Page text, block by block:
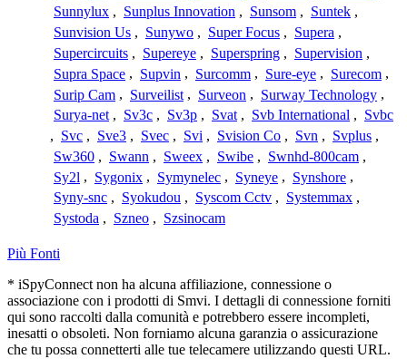
Sunnylux , Sunplus Innovation , Sunsom , Suntek ,
Sunvision Us , Sunywo , Super Focus , Supera ,
Supercircuits , Supereye , Superspring , Supervision ,
Supra Space , Supvin , Surcomm , Sure-eye , Surecom ,
Surip Cam , Surveilist , Surveon , Surway Technology ,
Surya-net , Sv3c , Sv3p , Svat , Svb International , Svbc
, Svc , Sve3 , Svec , Svi , Svision Co , Svn , Svplus ,
Sw360 , Swann , Sweex , Swibe , Swnhd-800cam ,
Sy2l , Sygonix , Symynelec , Syneye , Synshore ,
Syny-snc , Syokudou , Syscom Cctv , Systemmax ,
Systoda , Szneo , Szsinocam
Più Fonti
* iSpyConnect non ha alcuna affiliazione, connessione o
associazione con i prodotti di Smvi. I dettagli di connessione forniti
qui sono raccolti dalla comunità e potrebbero essere incompleti,
inesatti o obsoleti. Non forniamo alcuna garanzia o assicurazione
che tu possa connetterti alle tue telecamere utilizzando questi URL.